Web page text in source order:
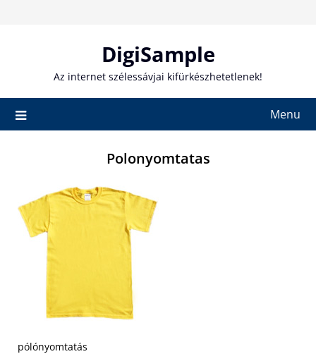
DigiSample
Az internet szélessávjai kifürkészhetetlenek!
Menu
Polonyomtatas
pólónyomtatás